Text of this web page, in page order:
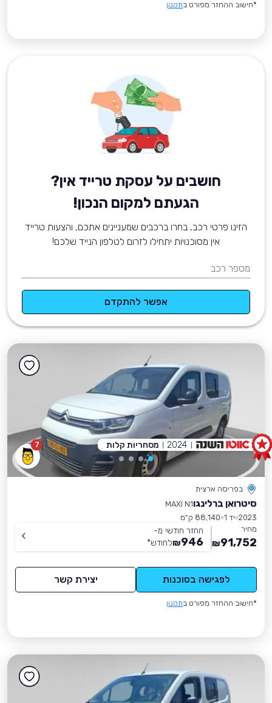
*חישוב ההחזר מפורט בתקנון
חושבים על עסקת טרייד אין?
הגעתם למקום הנכון!
הזינו פרטי רכב, בחרו ברכבים שמעניינים אתכם, והצעות טרייד
אין מסוכנויות יתחילו לזרום לטלפון הנייד שלכם!
מספר רכב
אפשר להתקדם
7
בפריסה ארצית
סיטרואן ברלינגוMAXI N1
2023 יד 1
88,140 ק״מ
מחיר
91,752
₪
החזר חודשי מ-
946
₪לחודש*
לפגישה בסוכנות יצירת קשר
*חישוב ההחזר מפורט בתקנון
2024 מסחריות קלות